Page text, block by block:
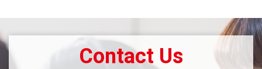
Contact Us